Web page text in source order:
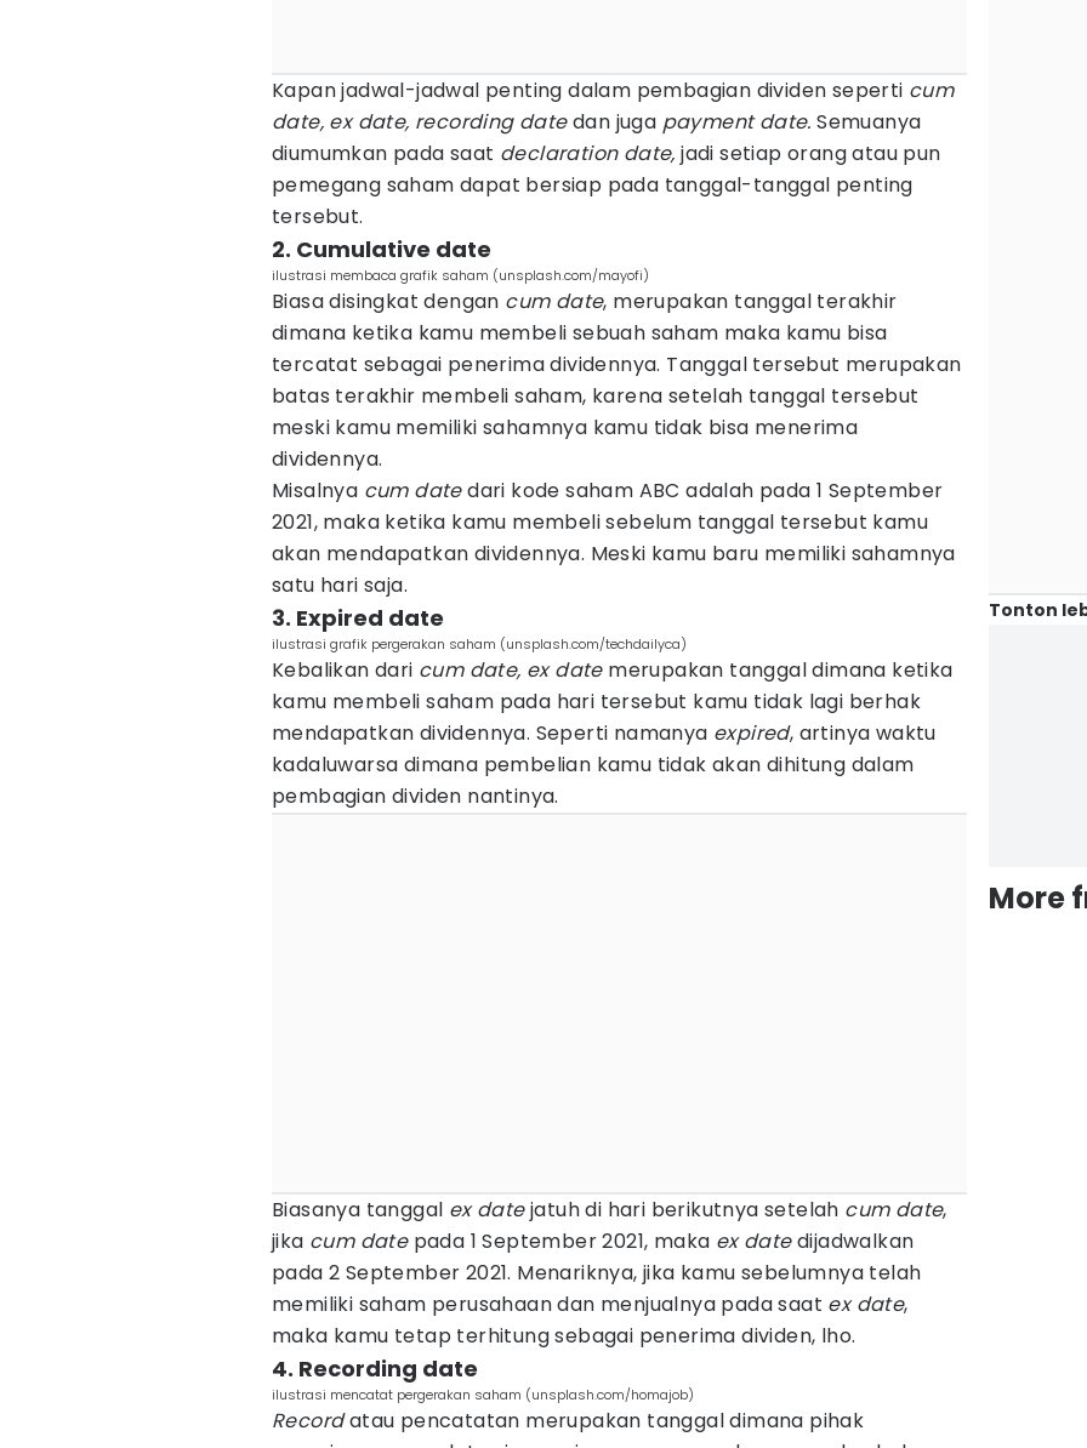
Kapan jadwal-jadwal penting dalam pembagian dividen seperti cum
date, ex date, recording datedan juga payment date. Semuanya
diumumkan pada saat declaration date, jadi setiap orang atau pun
pemegang saham dapat bersiap pada tanggal-tanggal penting
tersebut.
2. Cumulative date
ilustrasi membaca grafik saham (unsplash.com/mayofi)
Biasa disingkat dengan cum date, merupakan tanggal terakhir
dimana ketika kamu membeli sebuah saham maka kamu bisa
tercatat sebagai penerima dividennya. Tanggal tersebut merupakan
batas terakhir membeli saham, karena setelah tanggal tersebut
meski kamu memiliki sahamnya kamu tidak bisa menerima
dividennya.
Misalnya cum datedari kode saham ABC adalah pada 1 September
2021, maka ketika kamu membeli sebelum tanggal tersebut kamu
akan mendapatkan dividennya. Meski kamu baru memiliki sahamnya
satu hari saja.
3. Expired date
ilustrasi grafik pergerakan saham (unsplash.com/techdailyca)
Kebalikan dari cum date, ex datemerupakan tanggal dimana ketika
kamu membeli saham pada hari tersebut kamu tidak lagi berhak
mendapatkan dividennya. Seperti namanya expired, artinya waktu
kadaluwarsa dimana pembelian kamu tidak akan dihitung dalam
pembagian dividen nantinya.
Biasanya tanggal ex datejatuh di hari berikutnya setelah cum date,
jika cum datepada 1 September 2021, maka ex datedijadwalkan
pada 2 September 2021. Menariknya, jika kamu sebelumnya telah
memiliki saham perusahaan dan menjualnya pada saat ex date,
maka kamu tetap terhitung sebagai penerima dividen, lho.
4. Recording date
ilustrasi mencatat pergerakan saham (unsplash.com/homajob)
Recordatau pencatatan merupakan tanggal dimana pihak
Tonton
More